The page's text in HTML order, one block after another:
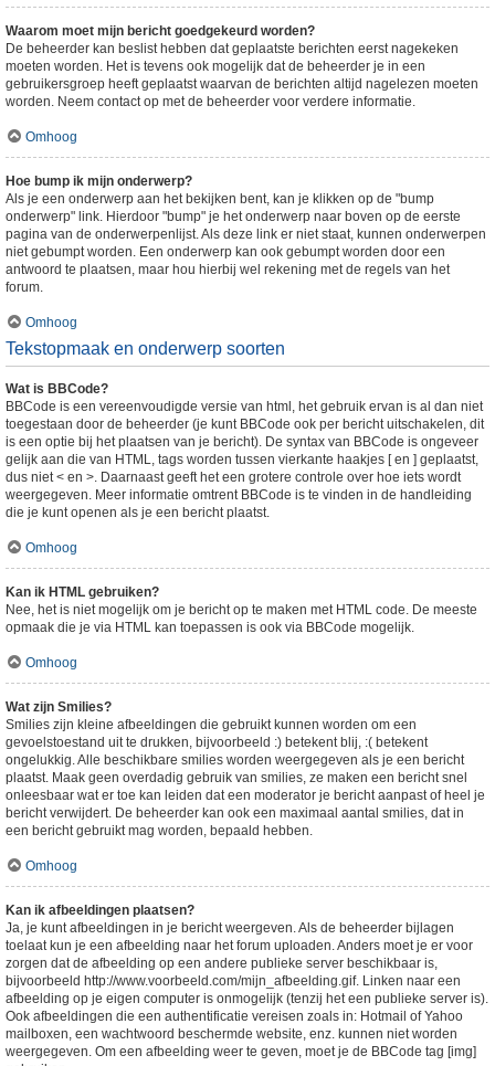
Waarom moet mijn bericht goedgekeurd worden?
De beheerder kan beslist hebben dat geplaatste berichten eerst nagekeken
moeten worden. Het is tevens ook mogelijk dat de beheerder je in een
gebruikersgroep heeft geplaatst waarvan de berichten altijd nagelezen moeten
worden. Neem contact op met de beheerder voor verdere informatie.
Omhoog
Hoe bump ik mijn onderwerp?
Als je een onderwerp aan het bekijken bent, kan je klikken op de "bump
onderwerp" link. Hierdoor "bump" je het onderwerp naar boven op de eerste
pagina van de onderwerpenlijst. Als deze link er niet staat, kunnen onderwerpen
niet gebumpt worden. Een onderwerp kan ook gebumpt worden door een
antwoord te plaatsen, maar hou hierbij wel rekening met de regels van het
forum.
Omhoog
Tekstopmaak en onderwerp soorten
Wat is BBCode?
BBCode is een vereenvoudigde versie van html, het gebruik ervan is al dan niet
toegestaan door de beheerder (je kunt BBCode ook per bericht uitschakelen, dit
is een optie bij het plaatsen van je bericht). De syntax van BBCode is ongeveer
gelijk aan die van HTML, tags worden tussen vierkante haakjes [ en ] geplaatst,
dus niet < en >. Daarnaast geeft het een grotere controle over hoe iets wordt
weergegeven. Meer informatie omtrent BBCode is te vinden in de handleiding
die je kunt openen als je een bericht plaatst.
Omhoog
Kan ik HTML gebruiken?
Nee, het is niet mogelijk om je bericht op te maken met HTML code. De meeste
opmaak die je via HTML kan toepassen is ook via BBCode mogelijk.
Omhoog
Wat zijn Smilies?
Smilies zijn kleine afbeeldingen die gebruikt kunnen worden om een
gevoelstoestand uit te drukken, bijvoorbeeld :) betekent blij, :( betekent
ongelukkig. Alle beschikbare smilies worden weergegeven als je een bericht
plaatst. Maak geen overdadig gebruik van smilies, ze maken een bericht snel
onleesbaar wat er toe kan leiden dat een moderator je bericht aanpast of heel je
bericht verwijdert. De beheerder kan ook een maximaal aantal smilies, dat in
een bericht gebruikt mag worden, bepaald hebben.
Omhoog
Kan ik afbeeldingen plaatsen?
Ja, je kunt afbeeldingen in je bericht weergeven. Als de beheerder bijlagen
toelaat kun je een afbeelding naar het forum uploaden. Anders moet je er voor
zorgen dat de afbeelding op een andere publieke server beschikbaar is,
bijvoorbeeld http://www.voorbeeld.com/mijn_afbeelding.gif. Linken naar een
afbeelding op je eigen computer is onmogelijk (tenzij het een publieke server is).
Ook afbeeldingen die een authentificatie vereisen zoals in: Hotmail of Yahoo
mailboxen, een wachtwoord beschermde website, enz. kunnen niet worden
weergegeven. Om een afbeelding weer te geven, moet je de BBCode tag [img]